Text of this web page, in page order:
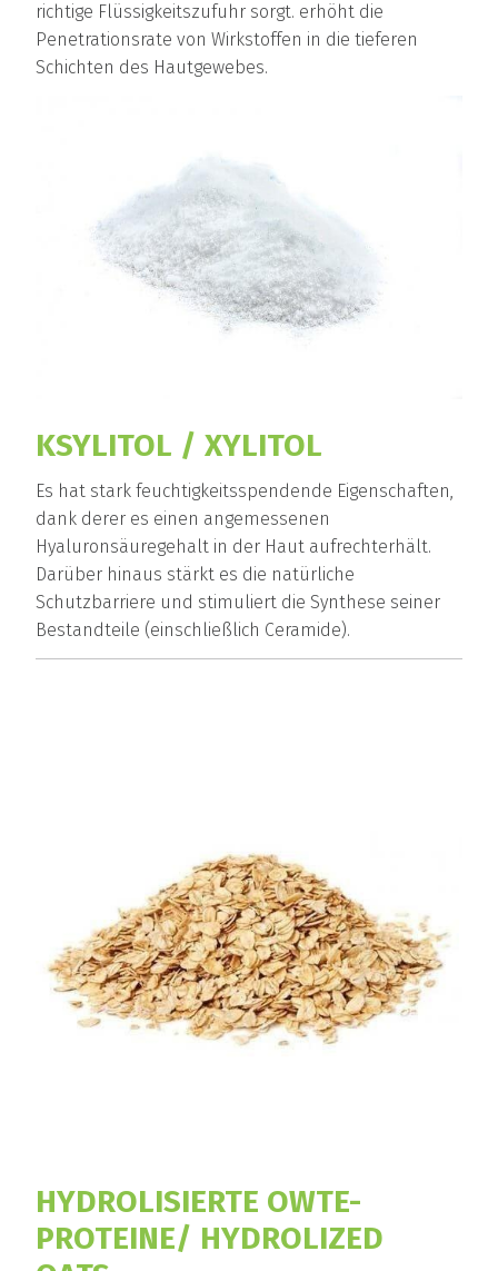
richtige Flüssigkeitszufuhr sorgt. erhöht die
Penetrationsrate von Wirkstoffen in die tieferen
Schichten des Hautgewebes.
KSYLITOL / XYLITOL
Es hat stark feuchtigkeitsspendende Eigenschaften,
dank derer es einen angemessenen
Hyaluronsäuregehalt in der Haut aufrechterhält.
Darüber hinaus stärkt es die natürliche
Schutzbarriere und stimuliert die Synthese seiner
Bestandteile (einschließlich Ceramide).
HYDROLISIERTE OWTE-
PROTEINE/ HYDROLIZED